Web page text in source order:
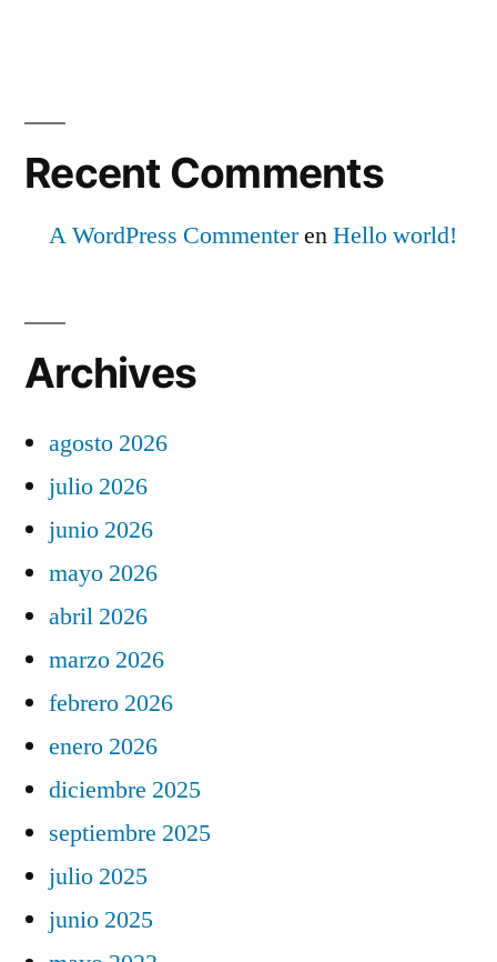
Recent Comments
A WordPress CommenterenHello world!
Archives
agosto 2026
julio 2026
junio 2026
mayo 2026
abril 2026
marzo 2026
febrero 2026
enero 2026
diciembre 2025
septiembre 2025
julio 2025
junio 2025